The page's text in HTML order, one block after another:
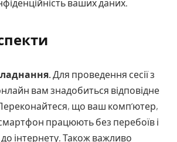
ваших даних.
Для проведення сесії з
вам знадобиться відповідне
що ваш комп’ютер,
працюють без перебоїв і
інтернету. Також важливо